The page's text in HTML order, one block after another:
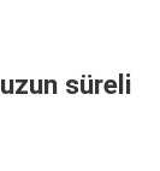
süreli